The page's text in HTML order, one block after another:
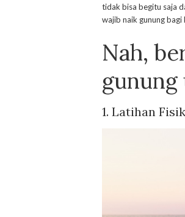
tidak bisa begitu saja
wajib naik gunung
Nah,
1. Latihan